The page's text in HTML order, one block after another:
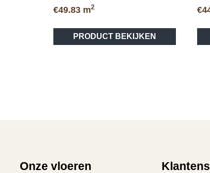
€49.83m2
PRODUCT BEKIJKEN
€
Onze vloeren